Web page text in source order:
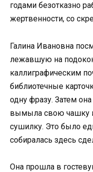
годами безотказно
жертвенности, со
Галина Ивановна
лежавшую на
каллиграфическим
библиотечные
одну фразу. Затем
вымыла свою чашку
сушилку. Это было
собиралась здесь
Она прошла в